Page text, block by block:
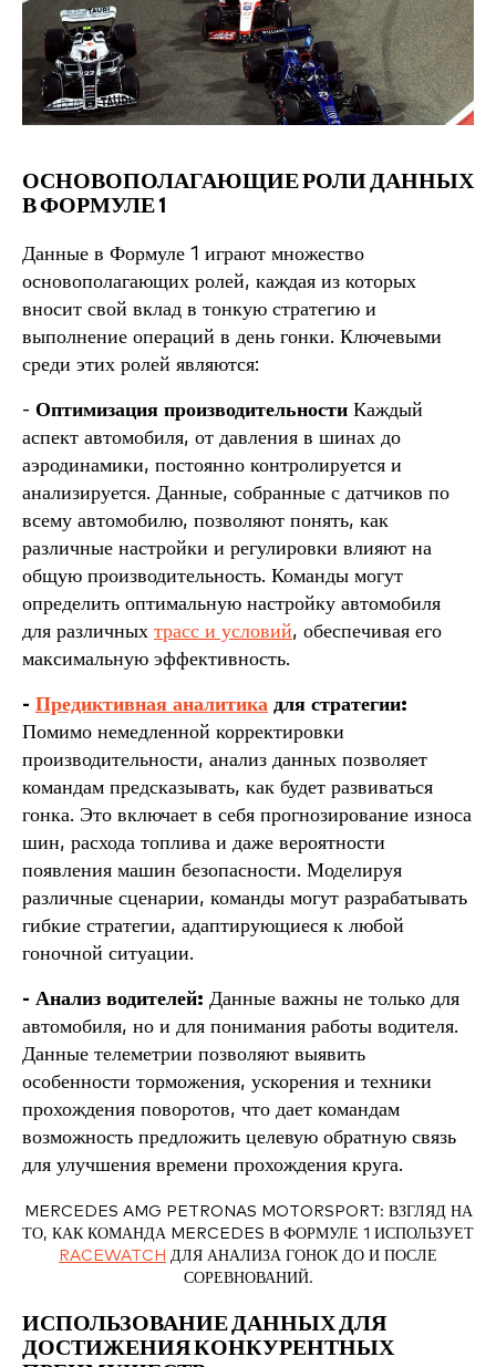
ОСНОВОПОЛАГАЮЩИЕ РОЛИ ДАННЫХ
В ФОРМУЛЕ 1
Данные в Формуле 1 играют множество
основополагающих ролей, каждая из которых
вносит свой вклад в тонкую стратегию и
выполнение операций в день гонки. Ключевыми
среди этих ролей являются:
- Оптимизация производительности Каждый
аспект автомобиля, от давления в шинах до
аэродинамики, постоянно контролируется и
анализируется. Данные, собранные с датчиков по
всему автомобилю, позволяют понять, как
различные настройки и регулировки влияют на
общую производительность. Команды могут
определить оптимальную настройку автомобиля
для различных трасс и условий, обеспечивая его
максимальную эффективность.
- Предиктивная аналитика для стратегии:
Помимо немедленной корректировки
производительности, анализ данных позволяет
командам предсказывать, как будет развиваться
гонка. Это включает в себя прогнозирование износа
шин, расхода топлива и даже вероятности
появления машин безопасности. Моделируя
различные сценарии, команды могут разрабатывать
гибкие стратегии, адаптирующиеся к любой
гоночной ситуации.
- Анализ водителей: Данные важны не только для
автомобиля, но и для понимания работы водителя.
Данные телеметрии позволяют выявить
особенности торможения, ускорения и техники
прохождения поворотов, что дает командам
возможность предложить целевую обратную связь
для улучшения времени прохождения круга.
MERCEDES AMG PETRONAS MOTORSPORT: ВЗГЛЯД НА
ТО, КАК КОМАНДА MERCEDES В ФОРМУЛЕ 1 ИСПОЛЬЗУЕТ
RACEWATCH ДЛЯ АНАЛИЗА ГОНОК ДО И ПОСЛЕ
СОРЕВНОВАНИЙ.
ИСПОЛЬЗОВАНИЕ ДАННЫХ ДЛЯ
ДОСТИЖЕНИЯ КОНКУРЕНТНЫХ